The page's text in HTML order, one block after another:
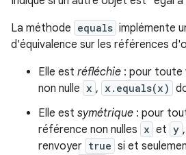
La méthode equals implémente
d'équivalence sur les références
Elle est réfléchie : pour toute
non nulle x , x.equals(x)
Elle est symétrique : pour
référence non nulles x et y ,
renvoyer true si et